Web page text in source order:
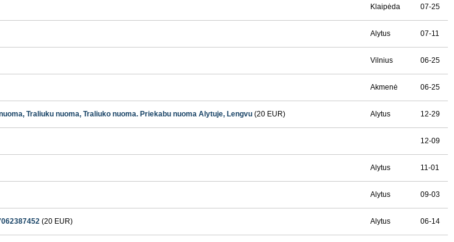
Klaipėda 07-25
Alytus 07-11
Vilnius 06-25
Akmenė 06-25
Traliuku nuoma, Traliuko nuoma. Priekabu nuoma Alytuje, Lengvu (20 EUR) Alytus 12-29
12-09
Alytus 11-01
Alytus 09-03
(20 EUR) Alytus 06-14